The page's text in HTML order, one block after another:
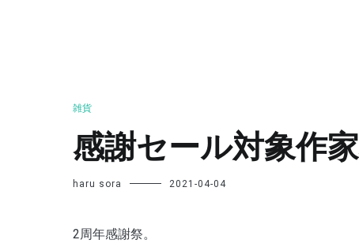
雑貨
感謝セール対象作
haru sora 2021-04-04
2周年感謝祭。